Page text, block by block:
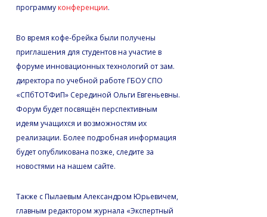
программу конференции.
Во время кофе-брейка были получены
приглашения для студентов на участие в
форуме инновационных технологий от зам.
директора по учебной работе ГБОУ СПО
«СПбТОТФиП» Серединой Ольги Евгеньевны.
Форум будет посвящён перспективным
идеям учащихся и возможностям их
реализации. Более подробная информация
будет опубликована позже, следите за
новостями на нашем сайте.
Также с Пылаевым Александром Юрьевичем,
главным редактором журнала «Экспертный